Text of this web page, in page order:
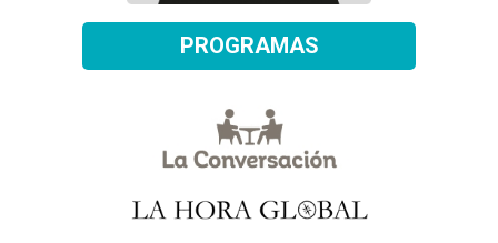
PROGRAMAS